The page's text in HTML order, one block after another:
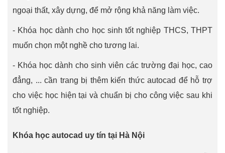
ngoại thất, xây dựng, để mở rộng khả năng làm việc.
- Khóa học dành cho học sinh tốt nghiệp THCS, THPT
muốn chọn một nghề cho tương lai.
- Khóa học dành cho sinh viên các trường đại học, cao
đẳng, ... cần trang bị thêm kiến thức autocad để hỗ trợ
cho việc học hiện tại và chuẩn bị cho công việc sau khi
tốt nghiệp.
Khóa học autocad uy tín tại Hà Nội